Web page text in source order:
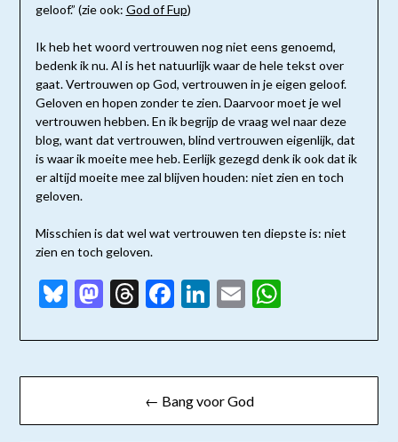
geloof.” (zie ook: God of Fup)
Ik heb het woord vertrouwen nog niet eens genoemd,
bedenk ik nu. Al is het natuurlijk waar de hele tekst over
gaat. Vertrouwen op God, vertrouwen in je eigen geloof.
Geloven en hopen zonder te zien. Daarvoor moet je wel
vertrouwen hebben. En ik begrijp de vraag wel naar deze
blog, want dat vertrouwen, blind vertrouwen eigenlijk, dat
is waar ik moeite mee heb. Eerlijk gezegd denk ik ook dat ik
er altijd moeite mee zal blijven houden: niet zien en toch
geloven.
Misschien is dat wel wat vertrouwen ten diepste is: niet
zien en toch geloven.
Bluesky
Mastodon
Threads
Facebook
LinkedIn
Email
Bericht
navigatie
← Bang voor God